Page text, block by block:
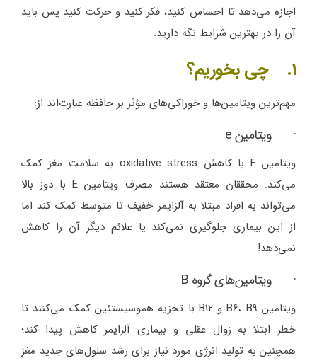
اجازه می‌دهد تا احساس کنید، فکر کنید و حرکت کنید پس باید
آن را در بهترین شرایط نگه دارید.
1. چی بخوریم؟
مهم‌ترین ویتامین‌ها و خوراکی‌های مؤثر بر حافظه عبارت‌اند از:
· ویتامین e
ویتامین E با کاهش oxidative stress به سلامت مغز کمک
می‌کند. محققان معتقد هستند مصرف ویتامین E با دوز بالا
می‌تواند به افراد مبتلا به آلزایمر خفیف تا متوسط کمک کند اما
از این بیماری جلوگیری نمی‌کند یا علائم دیگر آن را کاهش
نمی‌دهد!
· ویتامین‌های گروه B
ویتامین B6، B9 و B12 با تجزیه هموسیستئین کمک می‌کنند تا
خطر ابتلا به زوال عقلی و بیماری آلزایمر کاهش پیدا کند؛
همچنین به تولید انرژی مورد نیاز برای رشد سلول‌های جدید مغز